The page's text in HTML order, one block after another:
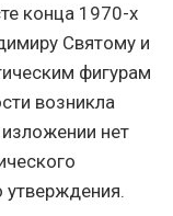
конца 1970-х
Святому и
фигурам
возникла
нет
утверждения.